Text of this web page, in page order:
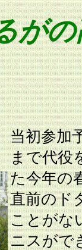
が
当初参加
まで代役
た今年の
直前のド
ことがな
ニスがで